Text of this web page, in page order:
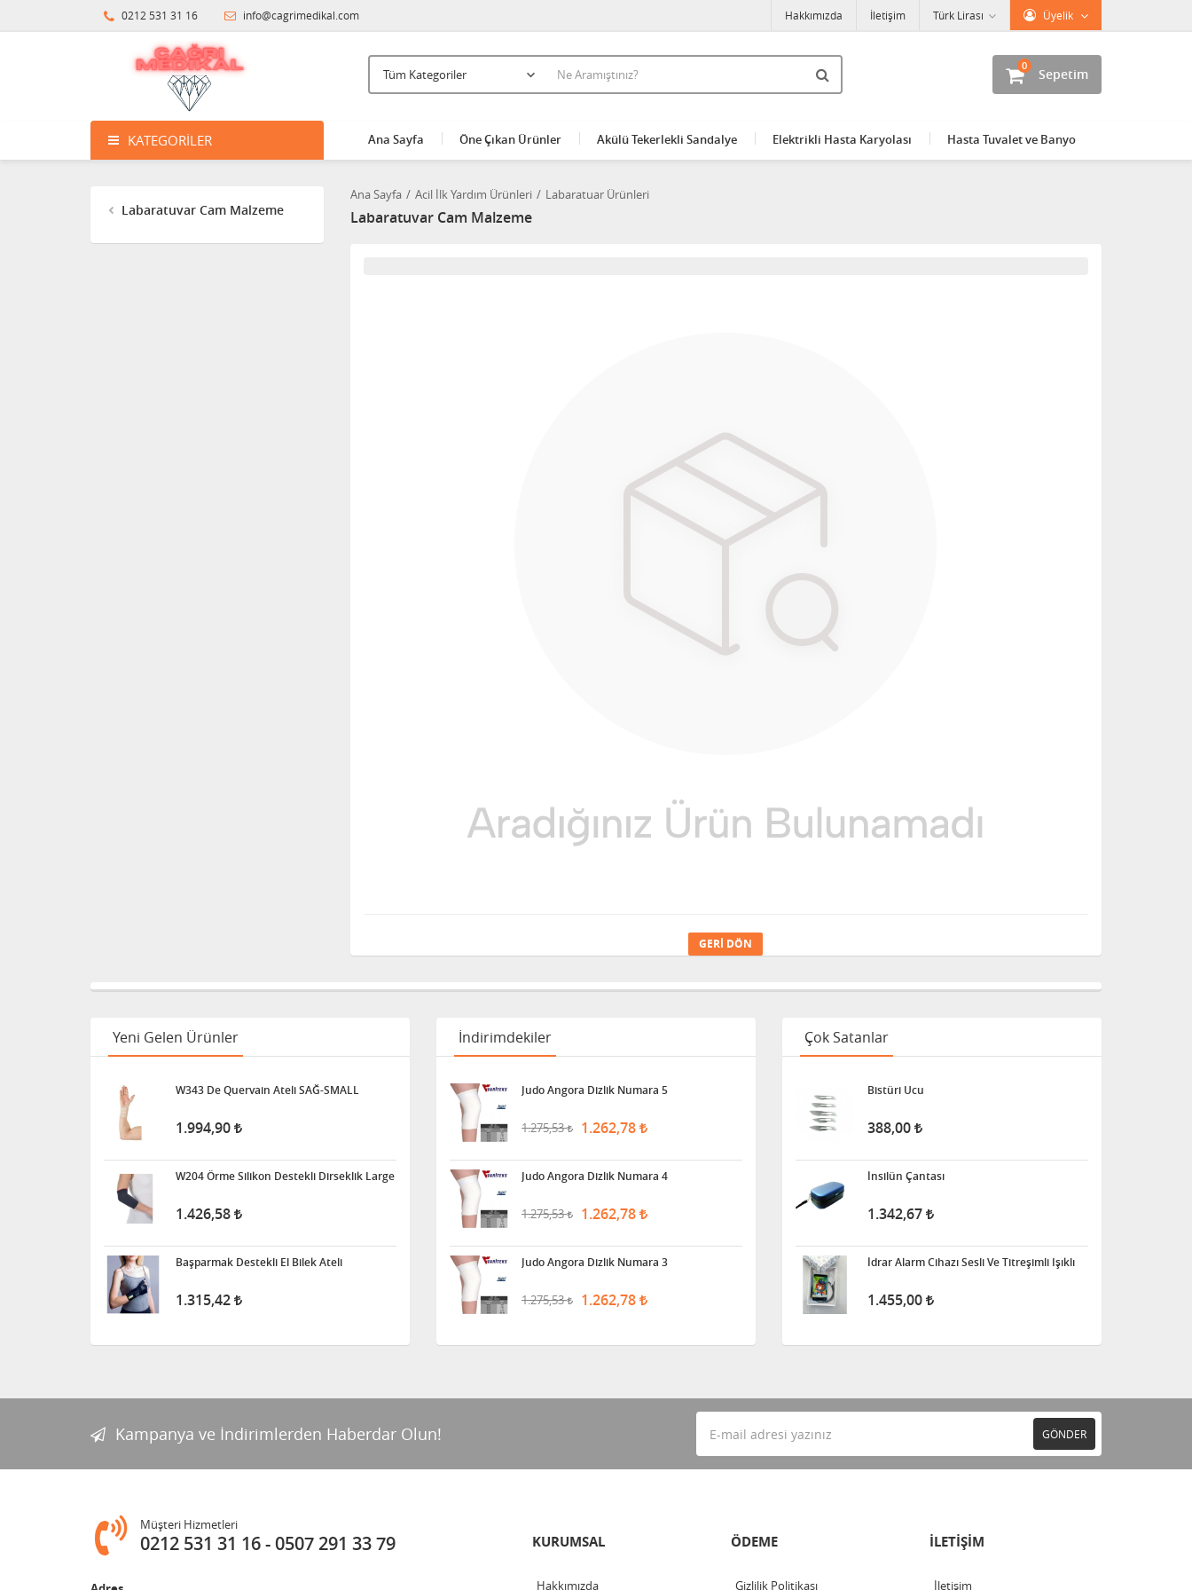
0212 531 31 16 info@cagrimedikal.com Üyelik
Türk Lirası
Hakkımızda İletişim
Sepetim
0
KATEGORILER Ana Sayfa Öne Çıkan Ürünler Akülü Tekerlekli Sandalye Elektrikli Hasta Karyolası Hasta Tuvalet ve Banyo
Labaratuvar Cam Malzeme
Ana Sayfa Acil İlk Yardım Ürünleri Labaratuar Ürünleri
Labaratuvar Cam Malzeme
GERI DÖN
Yeni Gelen Ürünler
W343 De Quervain Ateli SAĞ-SMALL
1.994,90
W204 Örme Silikon Destekli Dirseklik Large
1.426,58
Başparmak Destekli El Bilek Ateli
1.315,42
İndirimdekiler
Judo Angora Dizlik Numara 5
1.275,53 1.262,78
Judo Angora Dizlik Numara 4
1.275,53 1.262,78
Judo Angora Dizlik Numara 3
1.275,53 1.262,78
Çok Satanlar
Bistüri Ucu
388,00
İnsilün Çantası
1.342,67
İdrar Alarm Cihazı Sesli Ve Titreşimli Işıklı
1.455,00
Kampanya ve İndirimlerden Haberdar Olun! GÖNDER
Müşteri Hizmetleri
0212 531 31 16 0507 291 33 79 KURUMSAL
Hakkımızda
ÖDEME
Gizlilik Politikası
İLETİŞİM
İletişim